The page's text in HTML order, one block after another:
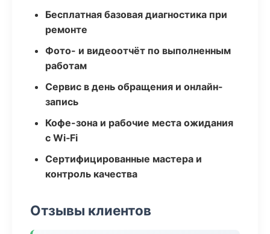
Бесплатная базовая диагностика при
ремонте
Фото- и видеоотчёт по выполненным
работам
Сервис в день обращения и онлайн-
запись
Кофе-зона и рабочие места ожидания
с Wi‑Fi
Сертифицированные мастера и
контроль качества
Отзывы клиентов